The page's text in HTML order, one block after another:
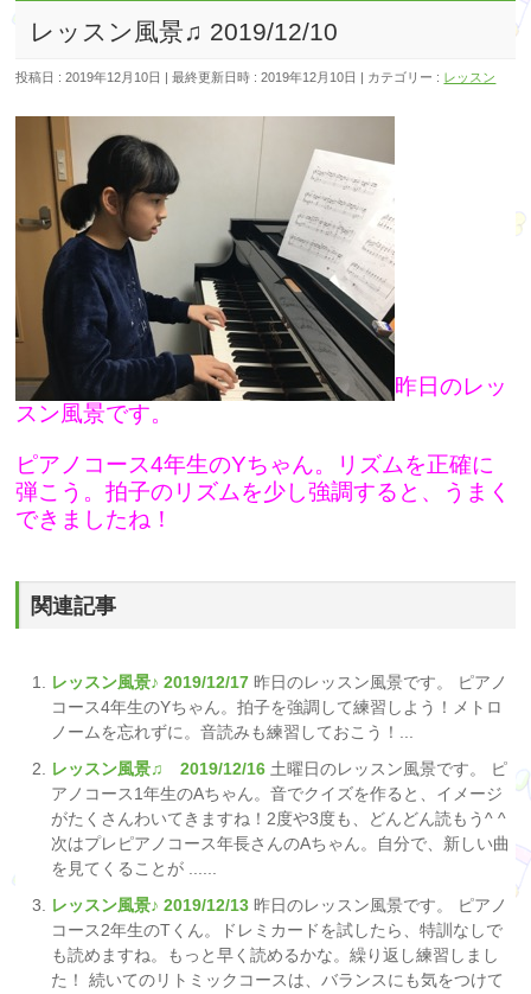
レッスン風景♫ 2019/12/10
投稿日 : 2019年12月10日 最終更新日時 : 2019年12月10日 カテゴリー : レッスン
昨日のレッ
スン風景です。
ピアノコース4年生のYちゃん。リズムを正確に
弾こう。拍子のリズムを少し強調すると、うまく
できましたね！
関連記事
レッスン風景♪ 2019/12/17 昨日のレッスン風景です。 ピアノ
コース4年生のYちゃん。拍子を強調して練習しよう！メトロ
ノームを忘れずに。音読みも練習しておこう！...
レッスン風景♫ 2019/12/16 土曜日のレッスン風景です。 ピ
アノコース1年生のAちゃん。音でクイズを作ると、イメージ
がたくさんわいてきますね！2度や3度も、どんどん読もう^ ^
次はプレピアノコース年長さんのAちゃん。自分で、新しい曲
を見てくることが ......
レッスン風景♪ 2019/12/13 昨日のレッスン風景です。 ピアノ
コース2年生のTくん。ドレミカードを試したら、特訓なしで
も読めますね。もっと早く読めるかな。繰り返し練習しまし
た！ 続いてのリトミックコースは、バランスにも気をつけて